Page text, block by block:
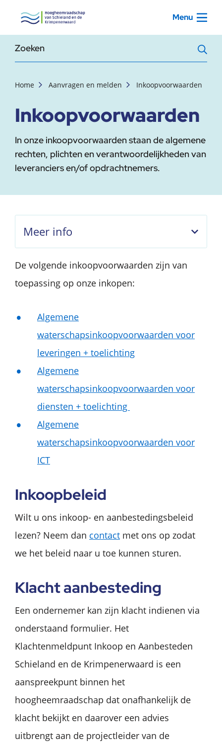
, startpagina Menu
Zoekterm
Home Aanvragen en melden Inkoopvoorwaarden
Inkoopvoorwaarden
In onze inkoopvoorwaarden staan de algemene
rechten, plichten en verantwoordelijkheden van
leveranciers en/of opdrachtnemers.
Meer info
De volgende inkoopvoorwaarden zijn van
toepassing op onze inkopen:
Algemene
waterschapsinkoopvoorwaarden voor
leveringen‌ + toelichting
Algemene
waterschapsinkoopvoorwaarden voor
diensten‌ + toelichting
Algemene
waterschapsinkoopvoorwaarden voor
ICT
Inkoopbeleid
Wilt u ons inkoop- en aanbestedingsbeleid
lezen? Neem dan contact met ons op zodat
we het beleid naar u toe kunnen sturen.
Klacht aanbesteding
Een ondernemer kan zijn klacht indienen via
onderstaand formulier. Het
Klachtenmeldpunt Inkoop en Aanbesteden
Schieland en de Krimpenerwaard is een
aanspreekpunt binnen het
hoogheemraadschap dat onafhankelijk de
klacht bekijkt en daarover een advies
uitbrengt aan de projectleider van de